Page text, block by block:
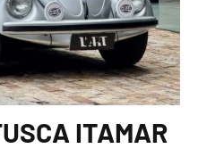
ITAMAR